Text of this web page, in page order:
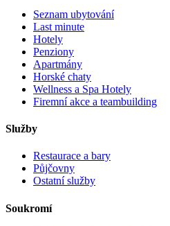
Seznam ubytování
Last minute
Hotely
Penziony
Apartmány
Horské chaty
Wellness a Spa Hotely
Firemní akce a teambuilding
Služby
Restaurace a bary
Půjčovny
Ostatní služby
Soukromí